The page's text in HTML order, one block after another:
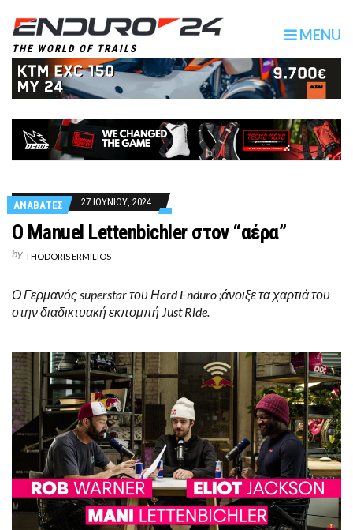
THE WORLD OF TRAILS
MENU
ΑΝΑΒΑΤΕΣ 27 ΙΟΥΝΙΟΥ, 2024
O Manuel Lettenbichler στον “αέρα”
by THODORIS ERMILIOS
Ο Γερμανός superstar του Ηard Enduro ;άνοιξε τα χαρτιά του
στην διαδικτυακή εκπομπή Just Ride.